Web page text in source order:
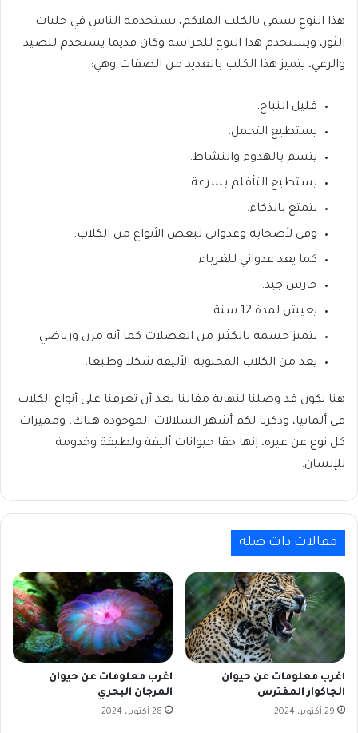
هذا النوع يسمى بالكلب الملاكم، يستخدمه الناس في حلبات
الثور، ويستخدم هذا النوع للحراسة وكان قديما يستخدم للصيد
والرعي، يتميز هذا الكلب بالعديد من الصفات وهي:
قليل النباح.
يستطيع التحمل.
يتسم بالهدوء والنشاط.
يستطيع التأقلم بسرعة.
يتمتع بالذكاء.
وفي لأصحابه وعدواني لبعض الأنواع من الكلاب.
كما يعد عدواني للغرباء.
حارس جيد.
يعيش لمدة 12 سنة.
يتميز جسمه بالكثير من العضلات كما أنه مرن ورياضي.
يعد من الكلاب المحبوبة الأليفة شكلا وطبعا.
هنا نكون قد وصلنا لنهاية مقالنا بعد أن تعرفنا على أنواع الكلاب
في ألمانيا، وذكرنا لكم أشهر السلالات الموجودة هناك، ومميزات
كل نوع عن غيره، إنها حقا حيوانات أليفة ولطيفة وخدومة
للإنسان.
مقالات ذات صلة
اغرب معلومات عن حيوان
الجاكوار المفترس
29 أكتوبر، 2024
اغرب معلومات عن حيوان
المرجان البحري
28 أكتوبر، 2024